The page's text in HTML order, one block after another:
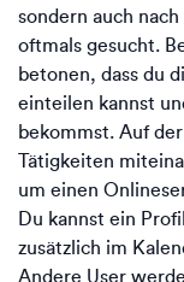
sondern auch
oftmals gesucht.
betonen, dass du
einteilen kannst
bekommst. Auf
Tätigkeiten
um einen
Du kannst ein
zusätzlich im
Andere User